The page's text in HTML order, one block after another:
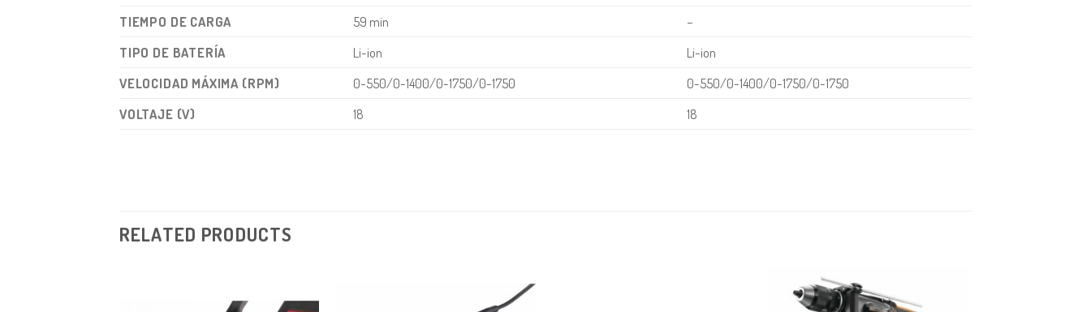
TIEMPO DE CARGA
59 min
−
TIPO DE BATERÍA
Li-ion
Li-ion
VELOCIDAD MÁXIMA (RPM)
0-550/0-1400/0-1750/0-1750
0-550/0-1400/0-1750/0-1750
VOLTAJE (V)
18 18
RELATED PRODUCTS